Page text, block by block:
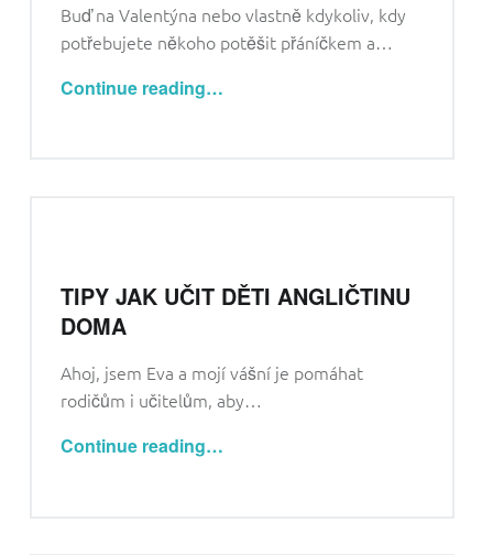
Buď na Valentýna nebo vlastně kdykoliv, kdy
potřebujete někoho potěšit přáníčkem a…
Continue reading“Dárek a hrající přáníčko – tvoření s angličtinou”
…
TIPY JAK UČIT DĚTI ANGLIČTINU
DOMA
Ahoj, jsem Eva a mojí vášní je pomáhat
rodičům i učitelům, aby…
Continue reading“Tipy jak učit děti angličtinu doma”
…